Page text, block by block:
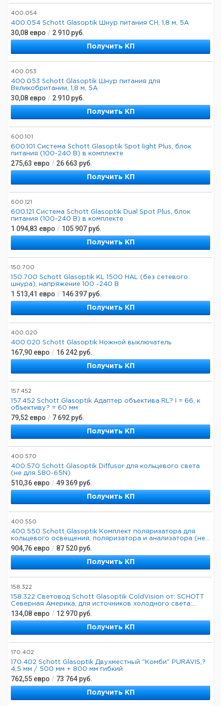
400.054
400.054 Schott Glasoptik Шнур питания CH, 1,8 м, 5А
30,08 евро / 2 910 руб.
Получить КП
400.053
400.053 Schott Glasoptik Шнур питания для
Великобритании, 1,8 м, 5А
30,08 евро / 2 910 руб.
Получить КП
600.101
600.101 Система Schott Glasoptik Spot light Plus, блок
питания (100-240 В) в комплекте
275,63 евро / 26 663 руб.
Получить КП
600.121
600.121 Система Schott Glasoptik Dual Spot Plus, блок
питания (100-240 В) в комплекте
1 094,83 евро / 105 907 руб.
Получить КП
150.700
150.700 Schott Glasoptik KL 1500 HAL (без сетевого
шнура), напряжение 100 -240 В
1 513,41 евро / 146 397 руб.
Получить КП
400.020
400.020 Schott Glasoptik Ножной выключатель
167,90 евро / 16 242 руб.
Получить КП
157.452
157.452 Schott Glasoptik Адаптер объектива RL? I = 66, к
объективу? = 60 мм
79,52 евро / 7 692 руб.
Получить КП
400.570
400.570 Schott Glasoptik Diffusor для кольцевого света
(не для S80-65N)
510,36 евро / 49 369 руб.
Получить КП
400.550
400.550 Schott Glasoptik Комплект поляризатора для
кольцевого освещения, поляризатора и анализатора (не...
904,76 евро / 87 520 руб.
Получить КП
158.322
158.322 Световод Schott Glasoptik ColdVision от: SCHOTT
Северная Америка, для источников холодного света:...
134,08 евро / 12 970 руб.
Получить КП
170.402
170.402 Schott Glasoptik Двухместный "Комби" PURAVIS,?
4,5 мм / 500 мм + 800 мм гибкий
762,55 евро / 73 764 руб.
Получить КП